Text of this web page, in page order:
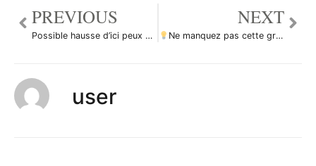
PREVIOUS
Possible hausse d’ici peux par Radian_rch
NEXT
Ne manquez pas cette grande opportunité d’achat de EURUSD par ForecastCity_Francais
user